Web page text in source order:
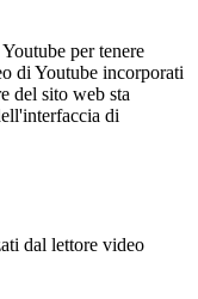
per tenere
di Youtube incorporati
del sito web sta
di
dal lettore video